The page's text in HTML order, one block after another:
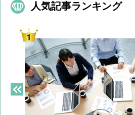
人気記事ランキング